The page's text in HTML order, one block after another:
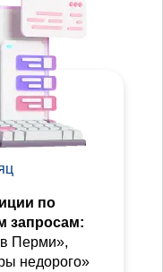
по
запросам:
в Перми»,
недорого»